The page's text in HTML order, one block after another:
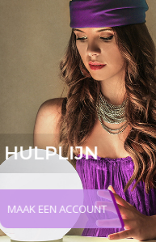
HULPLIJN
MAAK EEN ACCOUNT